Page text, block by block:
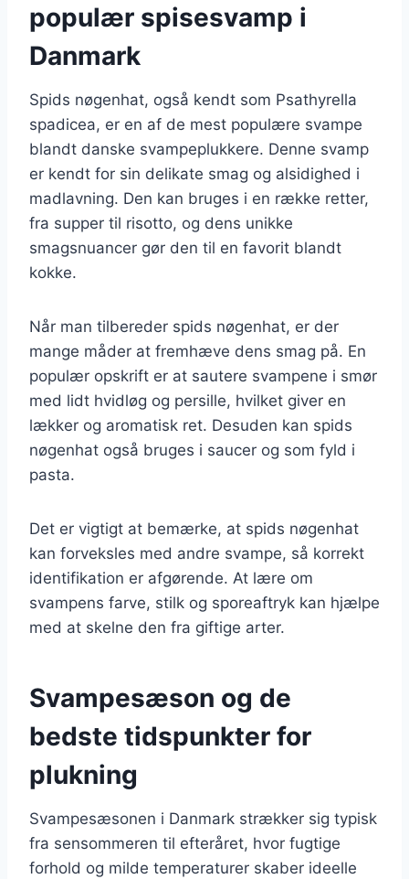
populær spisesvamp i
Danmark
Spids nøgenhat, også kendt som Psathyrella
spadicea, er en af de mest populære svampe
blandt danske svampeplukkere. Denne svamp
er kendt for sin delikate smag og alsidighed i
madlavning. Den kan bruges i en række retter,
fra supper til risotto, og dens unikke
smagsnuancer gør den til en favorit blandt
kokke.
Når man tilbereder spids nøgenhat, er der
mange måder at fremhæve dens smag på. En
populær opskrift er at sautere svampene i smør
med lidt hvidløg og persille, hvilket giver en
lækker og aromatisk ret. Desuden kan spids
nøgenhat også bruges i saucer og som fyld i
pasta.
Det er vigtigt at bemærke, at spids nøgenhat
kan forveksles med andre svampe, så korrekt
identifikation er afgørende. At lære om
svampens farve, stilk og sporeaftryk kan hjælpe
med at skelne den fra giftige arter.
Svampesæson og de
bedste tidspunkter for
plukning
Svampesæsonen i Danmark strækker sig typisk
fra sensommeren til efteråret, hvor fugtige
forhold og milde temperaturer skaber ideelle